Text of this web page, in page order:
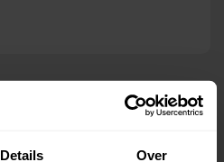
Details Over